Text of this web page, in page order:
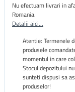
Nu efectuam livrari in
Romania.
Detalii aici...
Atentie: Termenele
produsele
momentul in care
Stocul depozitului
sunteti dispusi sa
produselor!